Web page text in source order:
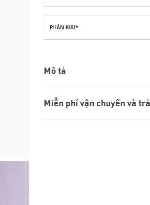
PHÂN KHU*
Mô tả
Miễn phí vận chuyển và